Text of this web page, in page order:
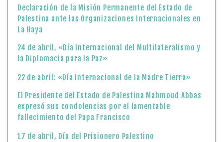
Declaración de la Misión Permanente del Estado de
Palestina ante las Organizaciones Internacionales en
La Haya
24 de abril, «Día Internacional del Multilateralismo y
la Diplomacia para la Paz»
22 de abril: «Día Internacional de la Madre Tierra»
El Presidente del Estado de Palestina Mahmoud Abbas
expresó sus condolencias por el lamentable
fallecimiento del Papa Francisco
17 de abril, Día del Prisionero Palestino